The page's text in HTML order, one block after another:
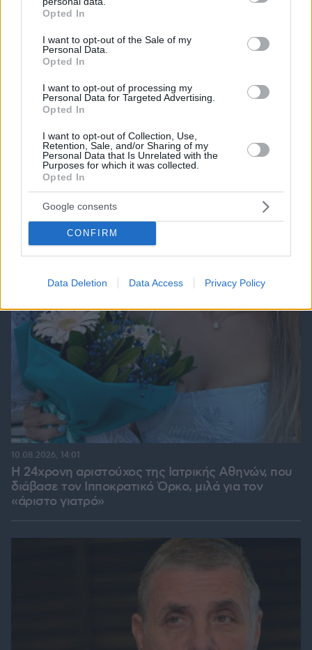
grant or deny consent to Google and its third-party tags to
use your data for below specified purposes in below Google
consent section.
Opted In
I want to opt-out of the Sale of my
Personal Data.
Opted In
I want to opt-out of processing my
Personal Data for Targeted Advertising.
Opted In
I want to opt-out of Collection, Use,
Retention, Sale, and/or Sharing of my
Personal Data that Is Unrelated with the
Purposes for which it was collected.
Opted In
Google consents
CONFIRM
Data Deletion Data Access Privacy Policy
Cut The Rope Candy
ΔΕΙΤΕ ΟΛΑ ΤΑ GAMES
Best of Network
Η 24χρονη αριστούχος της Ιατρικής Αθηνών, που
διάβασε τον Ιπποκρατικό Όρκο, μιλά για τον
«άριστο γιατρό»
10.08.2026, 14:01